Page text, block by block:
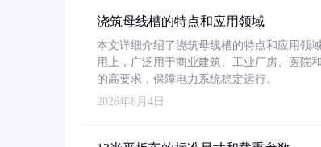
浇筑母线槽的特点和应用领域
本文详细介绍了浇筑母线槽的特点和应用领
用上，广泛用于商业建筑、工业厂房、医院
的高要求，保障电力系统稳定运行。
2026年8月4日